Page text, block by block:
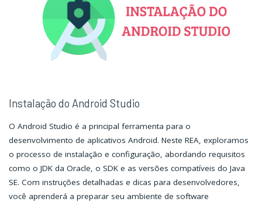
Android
Studio"
Android
Studio"
Instalação do Android Studio
O Android Studio é a principal ferramenta para o
desenvolvimento de aplicativos Android. Neste REA, exploramos
o processo de instalação e configuração, abordando requisitos
como o JDK da Oracle, o SDK e as versões compatíveis do Java
SE. Com instruções detalhadas e dicas para desenvolvedores,
você aprenderá a preparar seu ambiente de software